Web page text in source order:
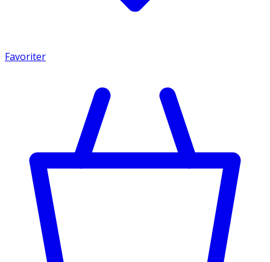
Favoriter